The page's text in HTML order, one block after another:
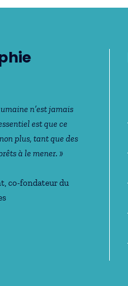
n’est jamais
est que ce
plus, tant que des
à le mener. »
co-fondateur du